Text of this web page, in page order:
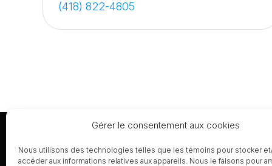
Gérer le consentement aux cookies
Nous utilisons des technologies telles que les témoins pour stocker
accéder aux informations relatives aux appareils. Nous le faisons pour
(418) 822-4805
La construction Menu